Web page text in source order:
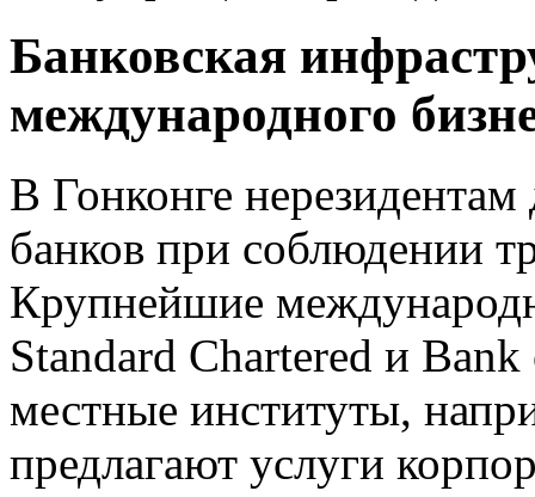
Банковская
международного
В Гонконге
банков при соблюдении
Крупнейшие
Standard Chartered и
местные институты,
предлагают услуги